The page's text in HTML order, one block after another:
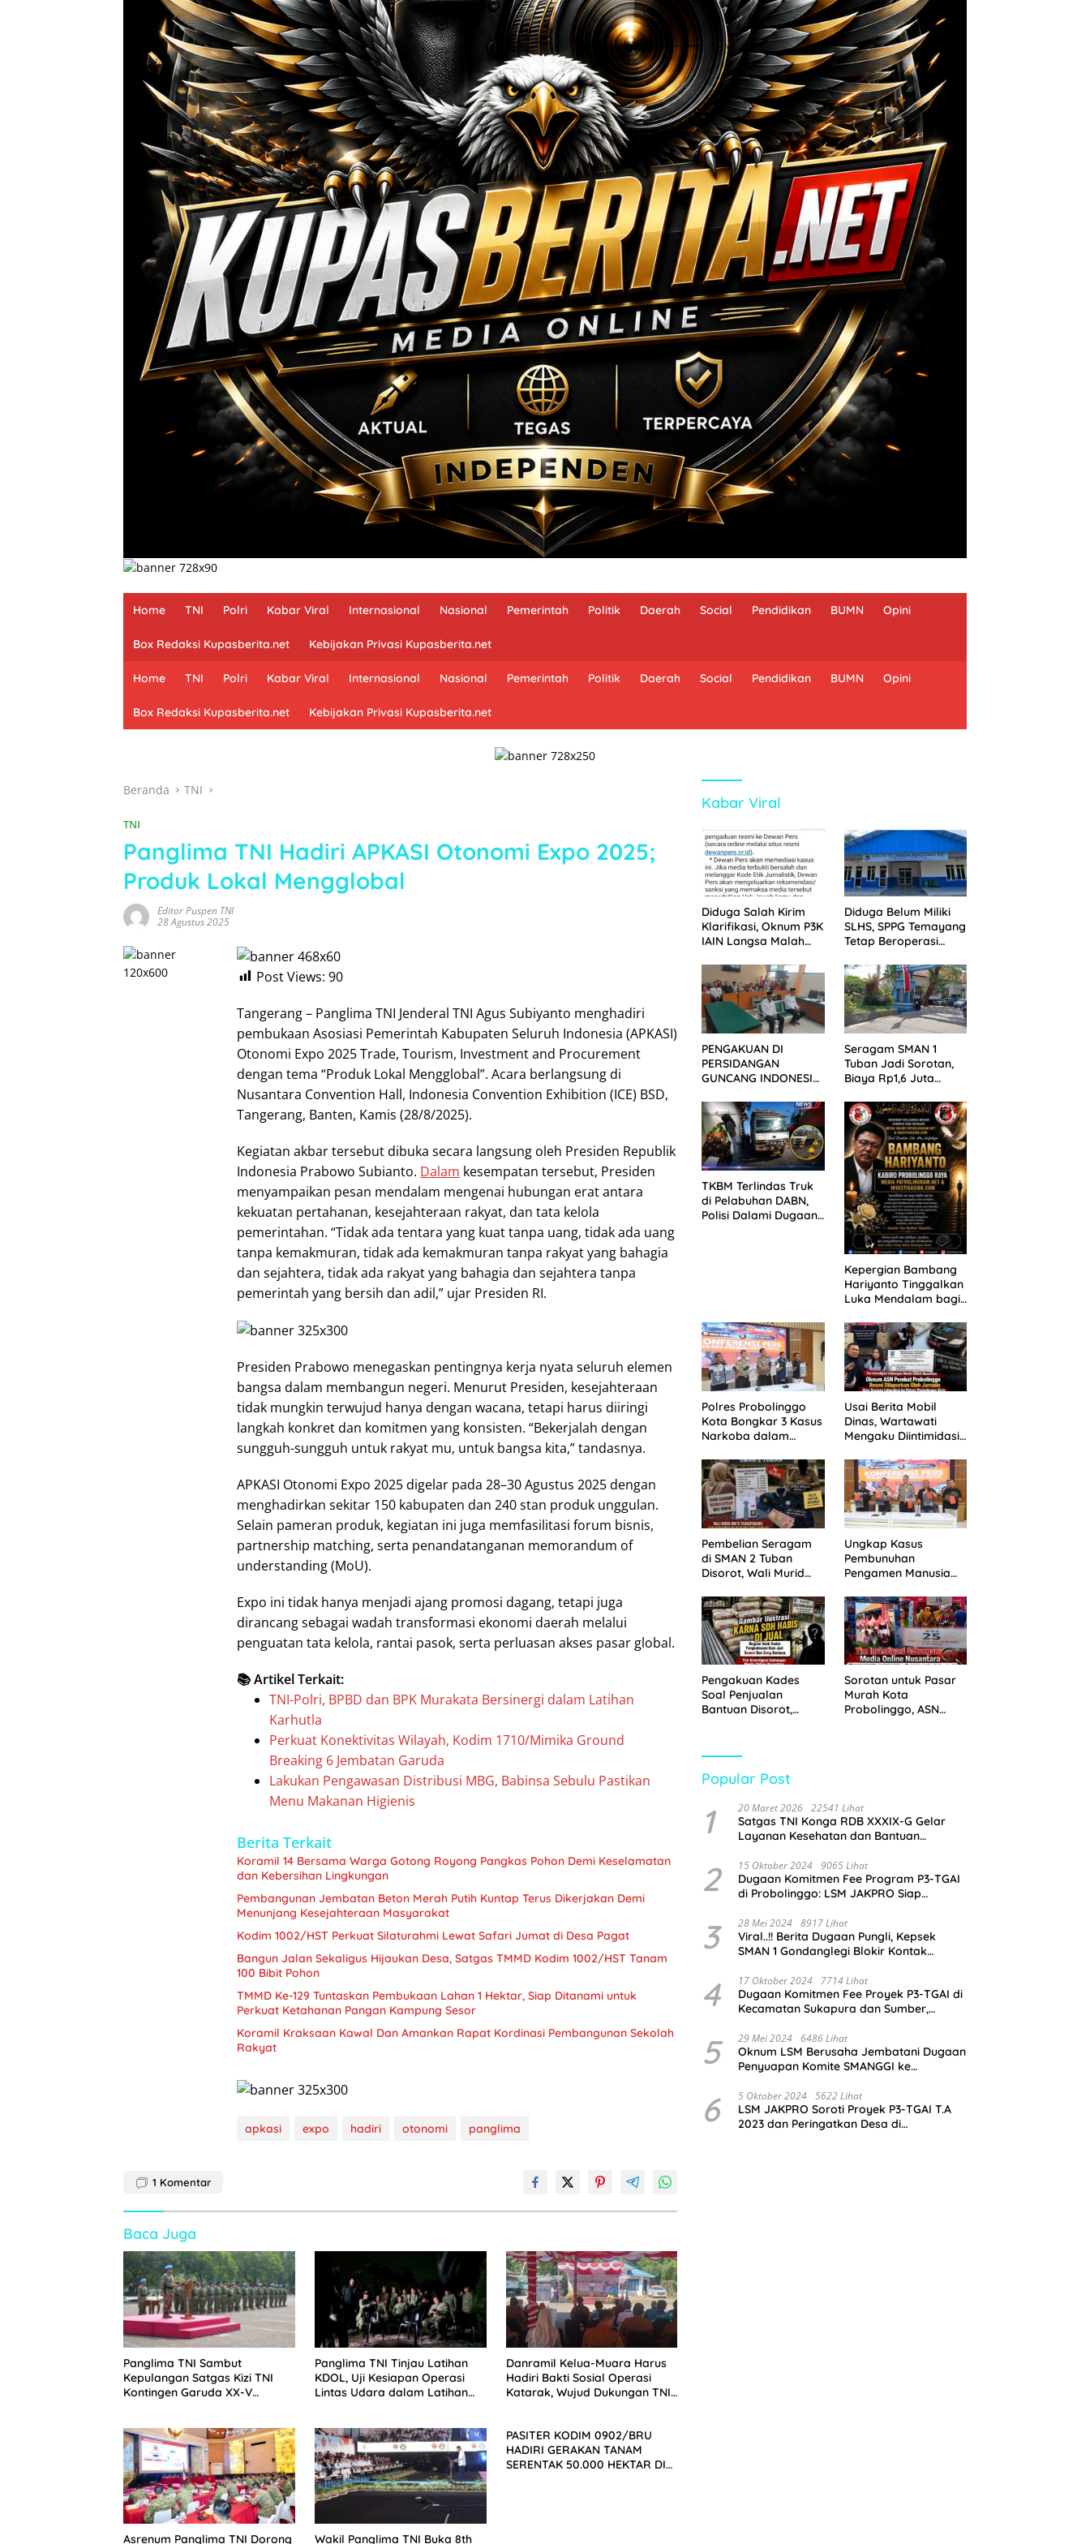
Home TNI Polri Kabar Viral Internasional Nasional Pemerintah Politik Daerah Social Pendidikan BUMN Opini
Box Redaksi Kupasberita.net Kebijakan Privasi Kupasberita.net
Home TNI Polri Kabar Viral Internasional Nasional Pemerintah Politik Daerah Social Pendidikan BUMN Opini
Box Redaksi Kupasberita.net Kebijakan Privasi Kupasberita.net
Beranda TNI
TNI
Panglima TNI Hadiri APKASI Otonomi Expo 2025;
Produk Lokal Mengglobal
Editor Puspen TNI
28 Agustus 2025
Post Views: 90
Tangerang – Panglima TNI Jenderal TNI Agus Subiyanto menghadiri
pembukaan Asosiasi Pemerintah Kabupaten Seluruh Indonesia (APKASI)
Otonomi Expo 2025 Trade, Tourism, Investment and Procurement
dengan tema “Produk Lokal Mengglobal”. Acara berlangsung di
Nusantara Convention Hall, Indonesia Convention Exhibition (ICE) BSD,
Tangerang, Banten, Kamis (28/8/2025).
Kegiatan akbar tersebut dibuka secara langsung oleh Presiden Republik
Indonesia Prabowo Subianto. Dalam kesempatan tersebut, Presiden
menyampaikan pesan mendalam mengenai hubungan erat antara
kekuatan pertahanan, kesejahteraan rakyat, dan tata kelola
pemerintahan. “Tidak ada tentara yang kuat tanpa uang, tidak ada uang
tanpa kemakmuran, tidak ada kemakmuran tanpa rakyat yang bahagia
dan sejahtera, tidak ada rakyat yang bahagia dan sejahtera tanpa
pemerintah yang bersih dan adil,” ujar Presiden RI.
Presiden Prabowo menegaskan pentingnya kerja nyata seluruh elemen
bangsa dalam membangun negeri. Menurut Presiden, kesejahteraan
tidak mungkin terwujud hanya dengan wacana, tetapi harus diiringi
langkah konkret dan komitmen yang konsisten. “Bekerjalah dengan
sungguh-sungguh untuk rakyat mu, untuk bangsa kita,” tandasnya.
APKASI Otonomi Expo 2025 digelar pada 28–30 Agustus 2025 dengan
menghadirkan sekitar 150 kabupaten dan 240 stan produk unggulan.
Selain pameran produk, kegiatan ini juga memfasilitasi forum bisnis,
partnership matching, serta penandatanganan memorandum of
understanding (MoU).
Expo ini tidak hanya menjadi ajang promosi dagang, tetapi juga
dirancang sebagai wadah transformasi ekonomi daerah melalui
penguatan tata kelola, rantai pasok, serta perluasan akses pasar global.
📚 Artikel Terkait:
TNI-Polri, BPBD dan BPK Murakata Bersinergi dalam Latihan
Karhutla
Perkuat Konektivitas Wilayah, Kodim 1710/Mimika Ground
Breaking 6 Jembatan Garuda
Lakukan Pengawasan Distribusi MBG, Babinsa Sebulu Pastikan
Menu Makanan Higienis
Berita Terkait
Koramil 14 Bersama Warga Gotong Royong Pangkas Pohon Demi Keselamatan
dan Kebersihan Lingkungan
Pembangunan Jembatan Beton Merah Putih Kuntap Terus Dikerjakan Demi
Menunjang Kesejahteraan Masyarakat
Kodim 1002/HST Perkuat Silaturahmi Lewat Safari Jumat di Desa Pagat
Bangun Jalan Sekaligus Hijaukan Desa, Satgas TMMD Kodim 1002/HST Tanam
100 Bibit Pohon
TMMD Ke-129 Tuntaskan Pembukaan Lahan 1 Hektar, Siap Ditanami untuk
Perkuat Ketahanan Pangan Kampung Sesor
Koramil Kraksaan Kawal Dan Amankan Rapat Kordinasi Pembangunan Sekolah
Rakyat
apkasi expo hadiri otonomi panglima
1 Komentar
Baca Juga
Panglima TNI Sambut
Kepulangan Satgas Kizi TNI
Kontingen Garuda XX-V
Panglima TNI Tinjau Latihan
KDOL, Uji Kesiapan Operasi
Lintas Udara dalam Latihan
Danramil Kelua-Muara Harus
Hadiri Bakti Sosial Operasi
Katarak, Wujud Dukungan TNI
Asrenum Panglima TNI Dorong Wakil Panglima TNI Buka 8th
PASITER KODIM 0902/BRU
HADIRI GERAKAN TANAM
SERENTAK 50.000 HEKTAR DI
Kabar Viral
Diduga Salah Kirim
Klarifikasi, Oknum P3K
IAIN Langsa Malah
Dewan Pers
Diduga Belum Miliki
SLHS, SPPG Temayang
Tetap Beroperasi
PENGAKUAN DI
PERSIDANGAN
GUNCANG INDONESIA!
DITUNDA, KELUARGA
KORBAN MENGAMUK
DI PN MALANG
Seragam SMAN 1
Tuban Jadi Sorotan,
Biaya Rp1,6 Juta
SPMB 2026
TKBM Terlindas Truk
di Pelabuhan DABN,
Polisi Dalami Dugaan
Kepergian Bambang
Hariyanto Tinggalkan
Luka Mendalam bagi
Patrolihukum.net
Polres Probolinggo
Kota Bongkar 3 Kasus
Narkoba dalam
Sabu Disita
Usai Berita Mobil
Dinas, Wartawati
Mengaku Diintimidasi
Pemkot Probolinggo
dan Tempuh Jalur
Hukum
Pembelian Seragam
di SMAN 2 Tuban
Disorot, Wali Murid
Rp1,6 Juta
Ungkap Kasus
Pembunuhan
Pengamen Manusia
Probolinggo Kota
Tangkap Dua Pelaku
Pengakuan Kades
Soal Penjualan
Bantuan Disorot,
Sorotan untuk Pasar
Murah Kota
Probolinggo, ASN
Popular Post
1 20 Maret 2026 22541 Lihat
Satgas TNI Konga RDB XXXIX-G Gelar
Layanan Kesehatan dan Bantuan
2 15 Oktober 2024 9065 Lihat
Dugaan Komitmen Fee Program P3-TGAI
di Probolinggo: LSM JAKPRO Siap
3 28 Mei 2024 8917 Lihat
Viral..!! Berita Dugaan Pungli, Kepsek
SMAN 1 Gondanglegi Blokir Kontak
4 17 Oktober 2024 7714 Lihat
Dugaan Komitmen Fee Proyek P3-TGAI di
Kecamatan Sukapura dan Sumber,
Sikap
5 29 Mei 2024 6486 Lihat
Oknum LSM Berusaha Jembatani Dugaan
Penyuapan Komite SMANGGI ke
Juta
6 5 Oktober 2024 5622 Lihat
LSM JAKPRO Soroti Proyek P3-TGAI T.A
2023 dan Peringatkan Desa di